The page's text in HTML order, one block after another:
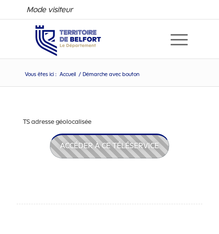
Mode visiteur
Vous êtes ici : Accueil / Démarche avec bouton
Démarche avec bouton
TS adresse géolocalisée
ACCÉDER À CE TÉLÉSERVICE